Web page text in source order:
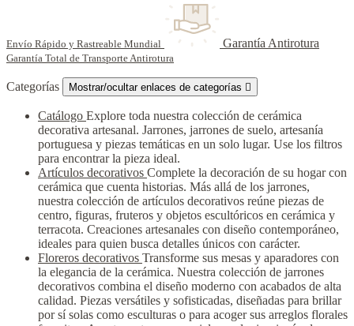
Envío Rápido y Rastreable Mundial Garantía Antirotura
Garantía Total de Transporte Antirotura
Categorías Mostrar/ocultar enlaces de categorías 
Catálogo Explore toda nuestra colección de cerámica
decorativa artesanal. Jarrones, jarrones de suelo, artesanía
portuguesa y piezas temáticas en un solo lugar. Use los filtros
para encontrar la pieza ideal.
Artículos decorativos Complete la decoración de su hogar con
cerámica que cuenta historias. Más allá de los jarrones,
nuestra colección de artículos decorativos reúne piezas de
centro, figuras, fruteros y objetos escultóricos en cerámica y
terracota. Creaciones artesanales con diseño contemporáneo,
ideales para quien busca detalles únicos con carácter.
Floreros decorativos Transforme sus mesas y aparadores con
la elegancia de la cerámica. Nuestra colección de jarrones
decorativos combina el diseño moderno con acabados de alta
calidad. Piezas versátiles y sofisticadas, diseñadas para brillar
por sí solas como esculturas o para acoger sus arreglos florales